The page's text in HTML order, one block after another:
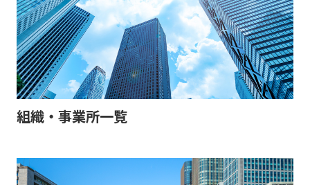
組織・事業所一覧